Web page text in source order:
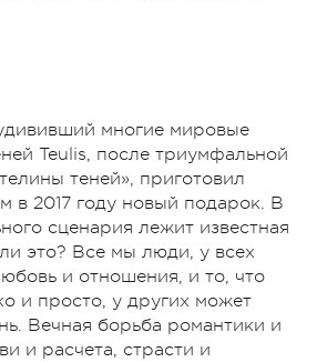
многие мировые
Teulis, после триумфальной
теней», приготовил
в 2017 году новый подарок. В
сценария лежит известная
ли это? Все мы люди, у всех
и отношения, и то, что
и просто, у других может
Вечная борьба романтики и
и расчета, страсти и